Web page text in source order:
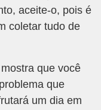
aceite-o, pois é
coletar tudo de
que você
que
um dia em